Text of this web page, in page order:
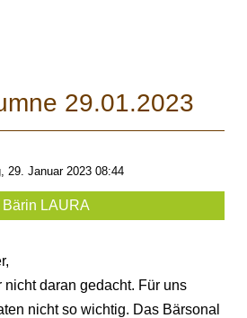
29.01.2023
29. Januar 2023 08:44
Bärin LAURA
nicht daran gedacht. Für uns
nicht so wichtig. Das Bärsonal